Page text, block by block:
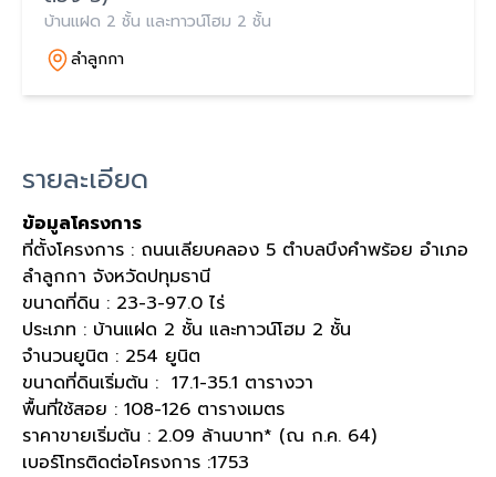
บ้านแฝด 2 ชั้น และทาวน์โฮม 2 ชั้น
ลำลูกกา
รายละเอียด
ข้อมูลโครงการ
ที่ตั้งโครงการ : ถนนเลียบคลอง 5 ตำบลบึงคำพร้อย อำเภอ
ลำลูกกา จังหวัดปทุมธานี
ขนาดที่ดิน : 23-3-97.0 ไร่
ประเภท : บ้านแฝด 2 ชั้น และทาวน์โฮม 2 ชั้น
จำนวนยูนิต : 254 ยูนิต
ขนาดที่ดินเริ่มต้น : 17.1-35.1 ตารางวา
พื้นที่ใช้สอย : 108-126 ตารางเมตร
ราคาขายเริ่มต้น : 2.09 ล้านบาท* (ณ ก.ค. 64)
เบอร์โทรติดต่อโครงการ :1753